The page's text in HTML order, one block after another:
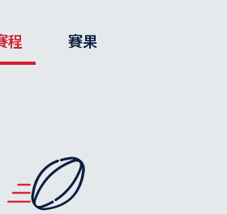
程 賽果